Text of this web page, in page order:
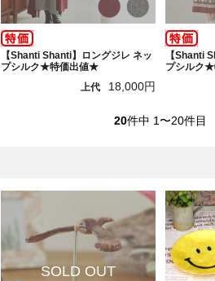
【Shanti Shanti】ロングジレ ネッ
プシルク★特価出値★
上代
18,000円
【Shanti
プシルク
20件中 1〜20件目